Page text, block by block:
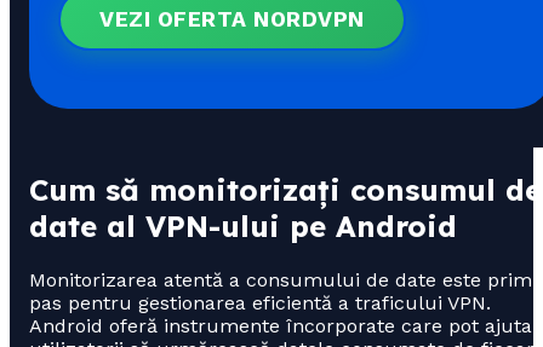
VEZI OFERTA NORDVPN
Cum să monitorizați consumul de
date al VPN-ului pe Android
Monitorizarea atentă a consumului de date este
pas pentru gestionarea eficientă a traficului VPN.
Android oferă instrumente încorporate care pot ajuta